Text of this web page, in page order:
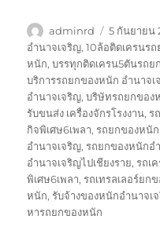
ผู้
เขียน
adminrd
เขียน
เมื่อ
5 กันยายน
อำนาจเจริญ,10ล้อติดเครนร
หนัก,บรรทุกติดเครน5ตันรถ
บริการรถยกของหนัก อำนาจ
อำนาจเจริญ,บริษัทรถยกของ
รับขนส่ง เครื่องจักรโรงงาน,ร
กิจพิเศษ6เพลา,รถยกของหนั
อำนาจเจริญ,รถยกของหนักอ
อำนาจเจริญไปเชียงราย,รถเ
พิเศษ6เพลา,รถเทรลเลอร์ยก
หนัก,รับจ้างของหนักอำนาจเ
หารถยกของหนัก